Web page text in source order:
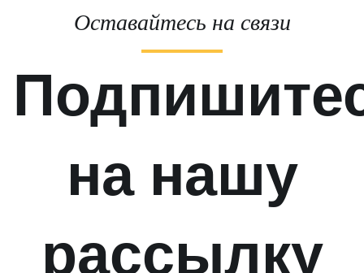
Оставайтесь на связи
на нашу
рассылку